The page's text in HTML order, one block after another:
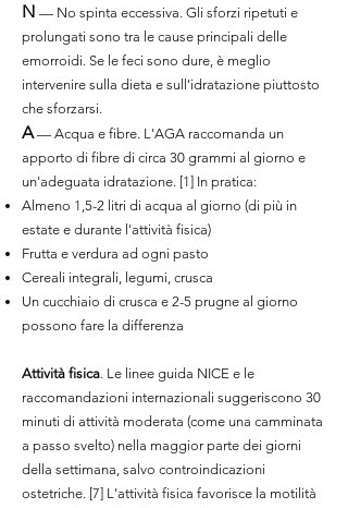
N — No spinta eccessiva. Gli sforzi ripetuti e
prolungati sono tra le cause principali delle
emorroidi. Se le feci sono dure, è meglio
intervenire sulla dieta e sull'idratazione piuttosto
che sforzarsi.
A— Acqua e fibre. L'AGA raccomanda un
apporto di fibre di circa 30 grammi al giorno e
un'adeguata idratazione. [1] In pratica:
Almeno 1,5-2 litri di acqua al giorno (di più in
estate e durante l'attività fisica)
Frutta e verdura ad ogni pasto
Cereali integrali, legumi, crusca
Un cucchiaio di crusca e 2-5 prugne al giorno
possono fare la differenza
Attività fisica. Le linee guida NICE e le
raccomandazioni internazionali suggeriscono 30
minuti di attività moderata (come una camminata
a passo svelto) nella maggior parte dei giorni
della settimana, salvo controindicazioni
ostetriche. [7] L'attività fisica favorisce la motilità